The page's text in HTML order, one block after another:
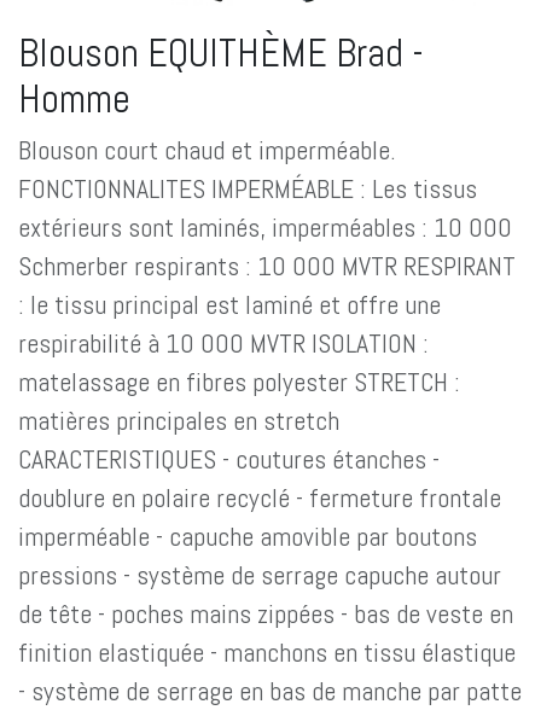
Blouson EQUITHÈME Brad -
Homme
Blouson court chaud et imperméable.
FONCTIONNALITES IMPERMÉABLE : Les tissus
extérieurs sont laminés, imperméables : 10 000
Schmerber respirants : 10 000 MVTR RESPIRANT
: le tissu principal est laminé et offre une
respirabilité à 10 000 MVTR ISOLATION :
matelassage en fibres polyester STRETCH :
matières principales en stretch
CARACTERISTIQUES - coutures étanches -
doublure en polaire recyclé - fermeture frontale
imperméable - capuche amovible par boutons
pressions - système de serrage capuche autour
de tête - poches mains zippées - bas de veste en
finition elastiquée - manchons en tissu élastique
- système de serrage en bas de manche par patte